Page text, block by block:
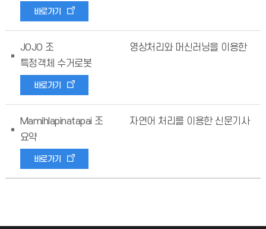
바로가기
JOJO 조
영상처리와 머신러닝을 이용한
특정객체 수거로봇
바로가기
Mamihlapinatapai 조
자연어 처리를 이용한 신문기사
요약
바로가기